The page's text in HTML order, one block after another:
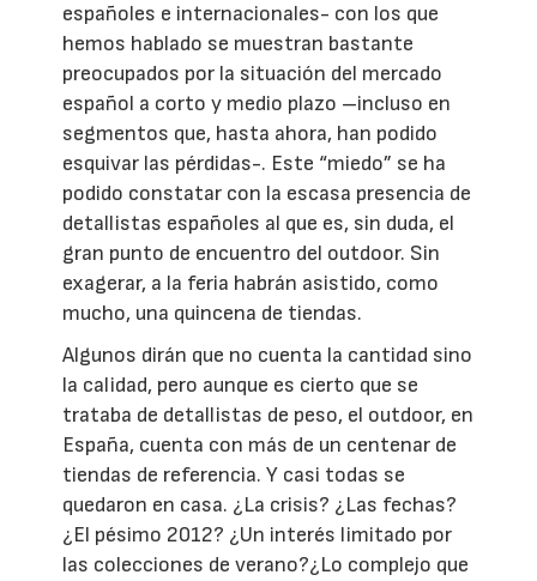
españoles e internacionales- con los que
hemos hablado se muestran bastante
preocupados por la situación del mercado
español a corto y medio plazo –incluso en
segmentos que, hasta ahora, han podido
esquivar las pérdidas-. Este “miedo” se ha
podido constatar con la escasa presencia de
detallistas españoles al que es, sin duda, el
gran punto de encuentro del outdoor. Sin
exagerar, a la feria habrán asistido, como
mucho, una quincena de tiendas.
Algunos dirán que no cuenta la cantidad sino
la calidad, pero aunque es cierto que se
trataba de detallistas de peso, el outdoor, en
España, cuenta con más de un centenar de
tiendas de referencia. Y casi todas se
quedaron en casa. ¿La crisis? ¿Las fechas?
¿El pésimo 2012? ¿Un interés limitado por
las colecciones de verano?¿Lo complejo que